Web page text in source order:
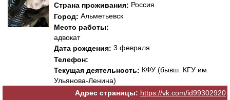
Страна проживания: Россия
Город: Альметьевск
Место работы:
адвокат
Дата рождения: 3 февраля
Телефон:
Текущая деятельность: КФУ (бывш. КГУ им.
Ульянова-Ленина)
Адрес страницы: https://vk.com/id99302920